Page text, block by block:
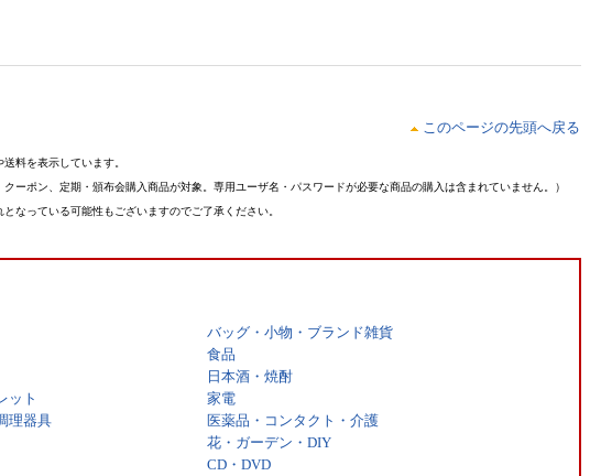
このページの先頭へ戻る
料を表示しています。
ポン、定期・頒布会購入商品が対象。専用ユーザ名・パスワードが必要な商品の購入は含まれていません。）
なっている可能性もございますのでご了承ください。
バッグ・小物・ブランド雑貨
食品
日本酒・焼酎
ット
家電
理器具
医薬品・コンタクト・介護
花・ガーデン・DIY
CD・DVD